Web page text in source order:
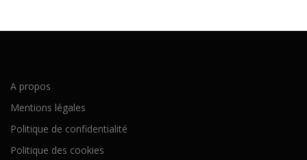
A propos
Mentions légales
Politique de confidentialité
Politique des cookies